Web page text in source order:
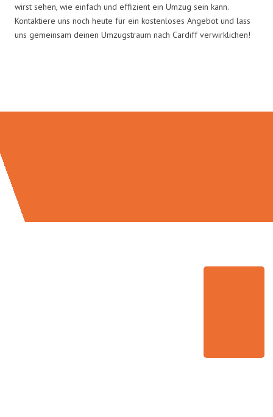
wirst sehen, wie einfach und effizient ein Umzug sein kann.
Kontaktiere uns noch heute für ein kostenloses Angebot und lass
uns gemeinsam deinen Umzugstraum nach Cardiff verwirklichen!